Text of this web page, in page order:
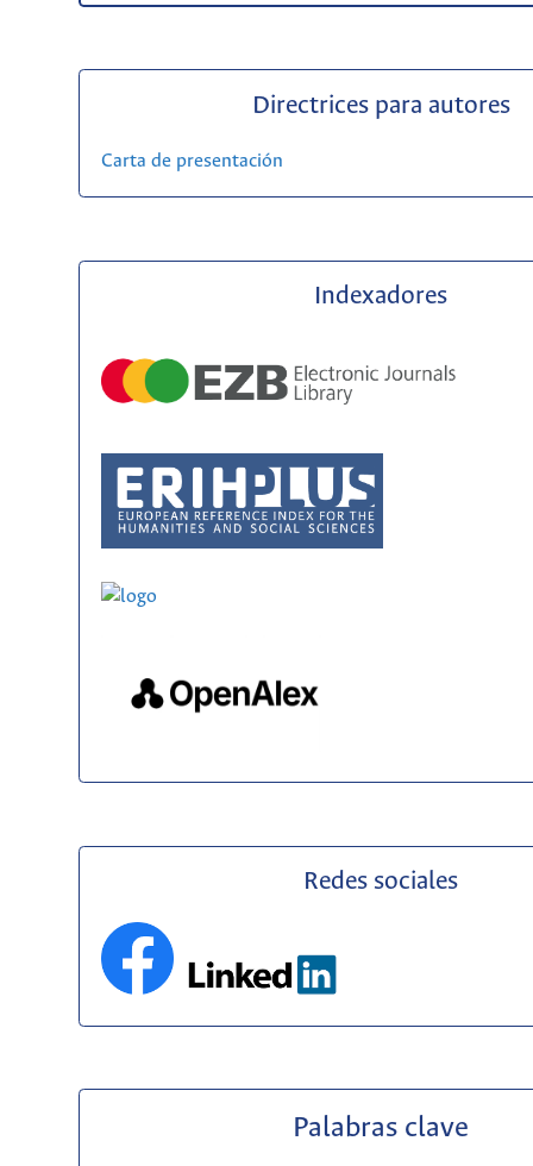
Directrices para autores
Carta de presentación
Indexadores
Redes sociales
Palabras clave